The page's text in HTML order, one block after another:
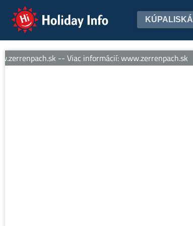
Holiday Info KÚPALISKÁ
-- Viac informácií: www.zerrenpach.sk